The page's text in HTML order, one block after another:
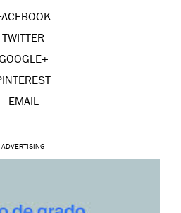
TWITTER
EMAIL
ADVERTISING